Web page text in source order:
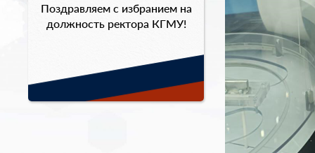
Поздравляем с избранием на
должность ректора КГМУ!